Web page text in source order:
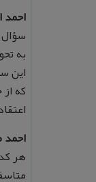
احمد
به
که
هر